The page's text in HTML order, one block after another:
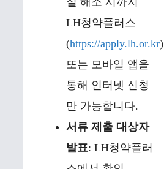
LH청약플러스
(https://apply.lh.or.kr)
또는 모바일 앱을
통해 인터넷 신청
만 가능합니다.
서류 제출 대상자
발표: LH청약플러